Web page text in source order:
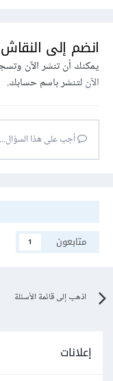
انضم إلى النقاش
يمكنك أن تنشر الآن
الآنلتنشر باسم حسابك.
أجب على هذا السؤال...
متابعون
1
اذهب إلى قائمة الأسئلة
إعلانات